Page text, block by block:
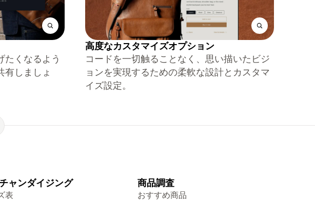
たくなるよう
有しましょ
高度なカスタマイズオプション
コードを一切触ることなく、思い描いたビジ
ョンを実現するための柔軟な設計とカスタマ
イズ設定。
ャンダイジング
表
商品調査
おすすめ商品